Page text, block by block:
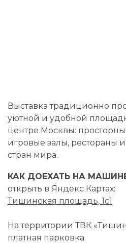
Выставка традиционно
уютной и удобной
центре Москвы:
игровые залы, рестораны
стран мира.
КАК ДОЕХАТЬ НА
открыть в Яндекс Картах:
Тишинская площадь, 1с1
На территории ТВК
платная парковка.